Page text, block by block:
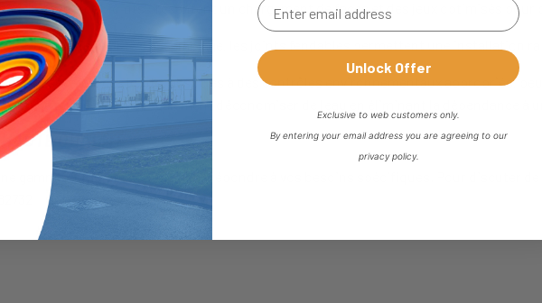
rinçage, ces joints présentent un chargement de faces et des jeux optimisés pour
l'eau et une facilité d'assemblage, les joints fendables permettent une installation
plus sévères, ces joints, associés à des contrôles environnementaux appropriés,
fermée permet également d'économiser de l'eau en éliminant la dépendance à
QUALITÉ
gamme complète conçue pour répondre à vos besoins spécifiques. Pour discuter
Unlock Offer
Exclusive to web customers only.
By entering your email address you are agreeing to our
privacy policy.